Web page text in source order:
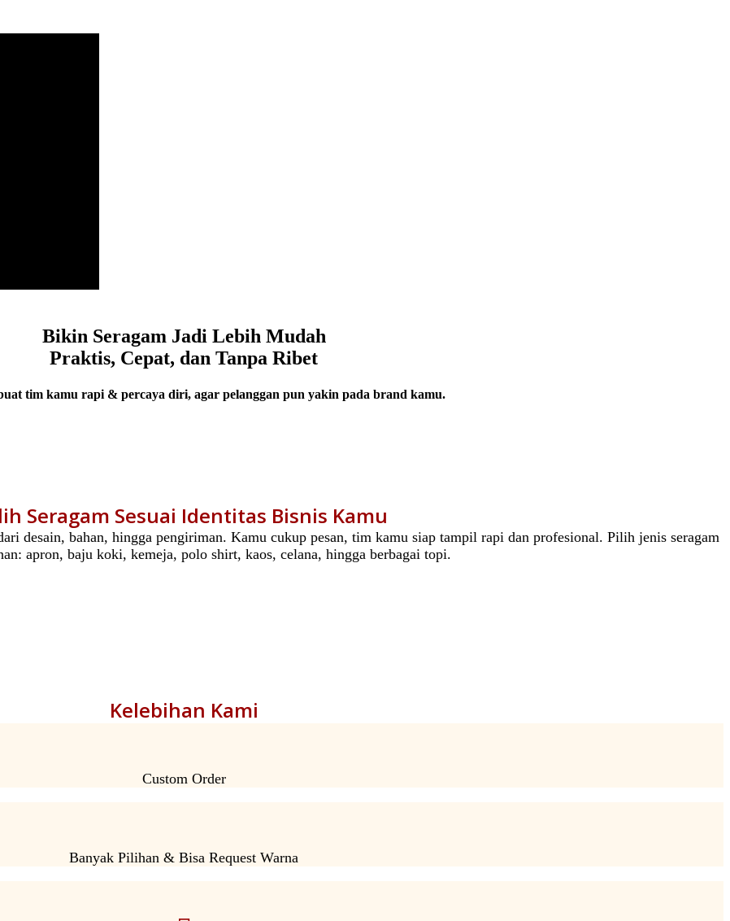
Bikin Seragam Jadi Lebih Mudah
Praktis, Cepat, dan Tanpa Ribet
tim kamu rapi & percaya diri, agar pelanggan pun yakin pada brand kamu.
Seragam Sesuai Identitas Bisnis Kamu
desain, bahan, hingga pengiriman. Kamu cukup pesan, tim kamu siap tampil rapi dan profesional. Pilih jenis seragam
apron, baju koki, kemeja, polo shirt, kaos, celana, hingga berbagai topi.
Kelebihan Kami
Custom Order
Banyak Pilihan & Bisa Request Warna